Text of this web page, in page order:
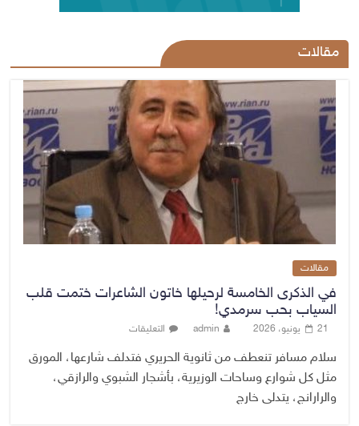
مقالات
مقالات
في الذكرى الخامسة لرحيلها خاتون الشاعرات ختمت قلب
السياب بحب سرمدي!
21 يونيو، 2026 admin التعليقات
سلام مسافر تنعطف من ثانوية الحريري فتدلف شارعها، المورق
مثل كل شوارع وساحات الوزيرية، بأشجار الشبوي والرازقي،
والرارانج، يتدلى خارج